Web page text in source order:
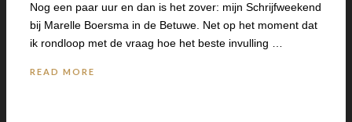
Nog een paar uur en dan is het zover: mijn Schrijfweekend
bij Marelle Boersma in de Betuwe. Net op het moment dat
ik rondloop met de vraag hoe het beste invulling …
READ MORE